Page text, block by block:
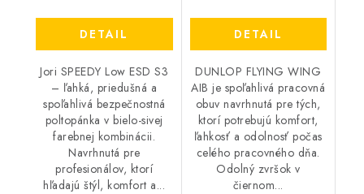
DETAIL
Jori SPEEDY Low ESD S3
– ľahká, priedušná a
spoľahlivá bezpečnostná
poltopánka v bielo-sivej
farebnej kombinácii.
Navrhnutá pre
profesionálov, ktorí
hľadajú štýl, komfort a...
DETAIL
DUNLOP FLYING WING
AIB je spoľahlivá pracovná
obuv navrhnutá pre tých,
ktorí potrebujú komfort,
ľahkosť a odolnosť počas
celého pracovného dňa.
Odolný zvršok v
čiernom...